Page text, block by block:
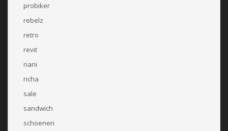
probiker
rebelz
retro
revit
riani
richa
sale
sandwich
schoenen